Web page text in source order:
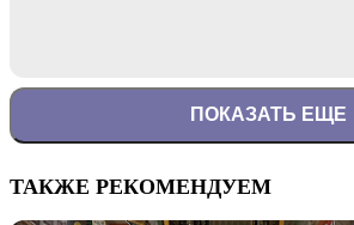
ПОКАЗАТЬ ЕЩЕ
ТАКЖЕ РЕКОМЕНДУЕМ